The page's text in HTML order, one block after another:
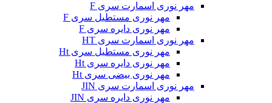
مهر نوری اسمارت سری F
مهر نوری مستطیل سری F
مهر نوری دایره سری F
مهر نوری اسمارت سری HT
مهر نوری مستطیل سری Ht
مهر نوری دایره سری Ht
مهر نوری بیضی سری Ht
مهر نوری اسمارت سری JIN
مهر نوری دایره سری JIN